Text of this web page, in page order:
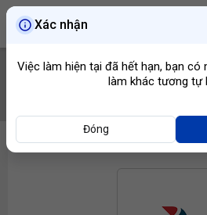
Xác nhận
Việc làm hiện tại đã hết hạn, bạn
làm khác tương tự
Đóng